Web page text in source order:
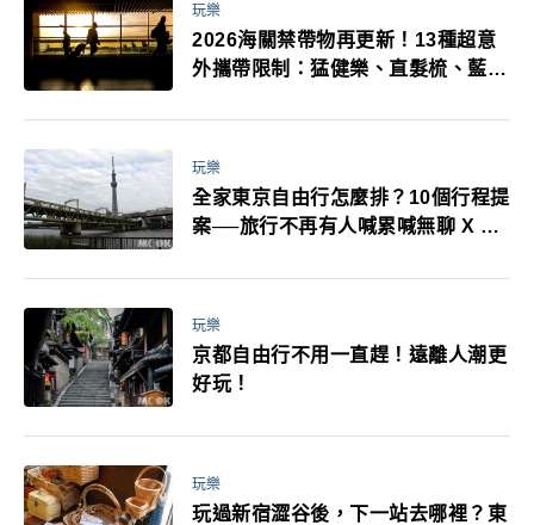
玩樂
2026海關禁帶物再更新！13種超意
外攜帶限制：猛健樂、直髮梳、藍牙
萬！注意事項一次看！
玩樂
全家東京自由行怎麼排？10個行程提
案──旅行不再有人喊累喊無聊 X 爸
玩樂
京都自由行不用一直趕！遠離人潮更
好玩！
玩樂
玩過新宿澀谷後，下一站去哪裡？東